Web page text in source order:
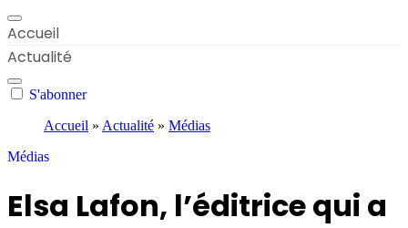
Accueil
Actualité
S'abonner
Accueil » Actualité » Médias
Médias
Elsa Lafon, l’éditrice qui a